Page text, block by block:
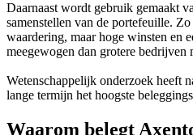
Daarnaast wordt gebruik gemaakt
samenstellen van de portefeuille.
waardering, maar hoge winsten en
meegewogen dan grotere bedrijven
Wetenschappelijk onderzoek heeft
lange termijn het hoogste
Waarom belegt